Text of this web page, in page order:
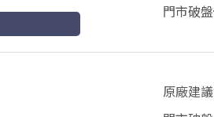
門市破盤
原廠建